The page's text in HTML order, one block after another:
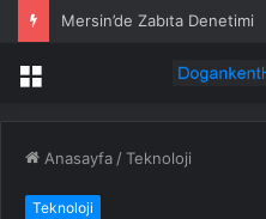
Mersin’de Zabıta Denetimi
Menü
Anasayfa /Teknoloji
Teknoloji